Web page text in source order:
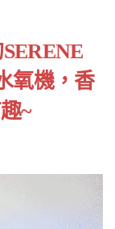
氧機，香
~